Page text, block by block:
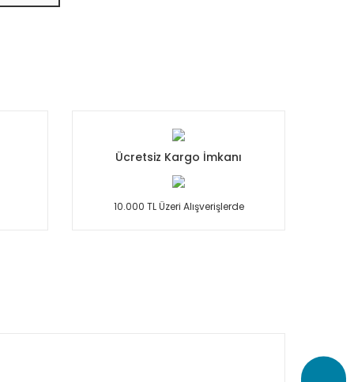
Ücretsiz Kargo İmkanı
10.000 TL Üzeri Alışverişlerde